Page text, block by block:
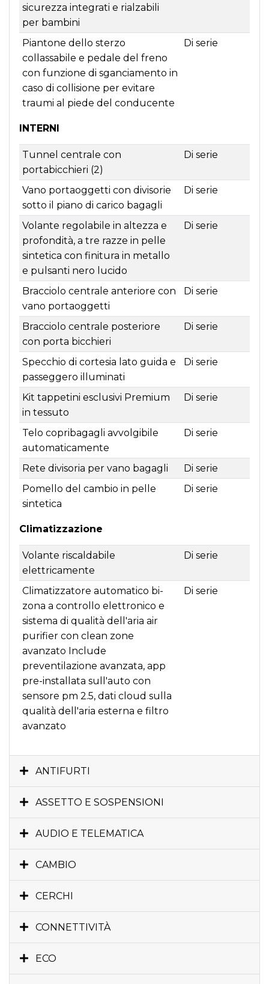
sicurezza integrati e rialzabili
per bambini
Piantone dello sterzo
collassabile e pedale del freno
con funzione di sganciamento in
caso di collisione per evitare
traumi al piede del conducente
Di serie
INTERNI
Tunnel centrale con
portabicchieri (2)
Di serie
Vano portaoggetti con divisorie
sotto il piano di carico bagagli
Di serie
Volante regolabile in altezza e
profondità, a tre razze in pelle
sintetica con finitura in metallo
e pulsanti nero lucido
Di serie
Bracciolo centrale anteriore con
vano portaoggetti
Di serie
Bracciolo centrale posteriore
con porta bicchieri
Di serie
Specchio di cortesia lato guida e
passeggero illuminati
Di serie
Kit tappetini esclusivi Premium
in tessuto
Di serie
Telo copribagagli avvolgibile
automaticamente
Di serie
Rete divisoria per vano bagagli
Di serie
Pomello del cambio in pelle
sintetica
Di serie
Climatizzazione
Volante riscaldabile
elettricamente
Di serie
Climatizzatore automatico bi-
zona a controllo elettronico e
sistema di qualità dell'aria air
purifier con clean zone
avanzato Include
preventilazione avanzata, app
pre-installata sull'auto con
sensore pm 2.5, dati cloud sulla
qualità dell'aria esterna e filtro
avanzato
Di serie
ANTIFURTI
ASSETTO E SOSPENSIONI
AUDIO E TELEMATICA
CAMBIO
CERCHI
CONNETTIVITÀ
ECO